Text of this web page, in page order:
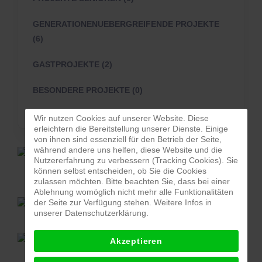
GENERATIONENUEBERGREIFENDE PROJEKTE
(6)
GASTPROJEKTE (2)
BESONDERE PROJEKTE (0)
MGH Mosbach,
Alte Bergsteige 4
siehe oben
15:00 Uhr - 17:00 Uhr
Wir nutzen Cookies auf unserer Website. Diese
erleichtern die Bereitstellung unserer Dienste. Einige
von ihnen sind essenziell für den Betrieb der Seite,
während andere uns helfen, diese Website und die
Nutzererfahrung zu verbessern (Tracking Cookies). Sie
können selbst entscheiden, ob Sie die Cookies
zulassen möchten. Bitte beachten Sie, dass bei einer
Ablehnung womöglich nicht mehr alle Funktionalitäten
der Seite zur Verfügung stehen. Weitere Infos in
unserer Datenschutzerklärung.
Akzeptieren